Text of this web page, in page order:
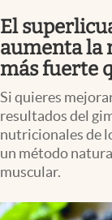
Pc y celular
Vida y estilo
Tv
Clima
Espiritualidad
El
aumenta la
más fuerte
Si quieres
resultados del
nutricionales de
un método
muscular.